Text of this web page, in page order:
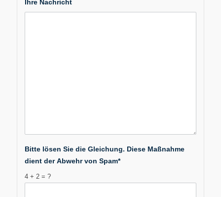
Ihre Nachricht
Bitte lösen Sie die Gleichung. Diese Maßnahme
dient der Abwehr von Spam*
4 + 2 = ?